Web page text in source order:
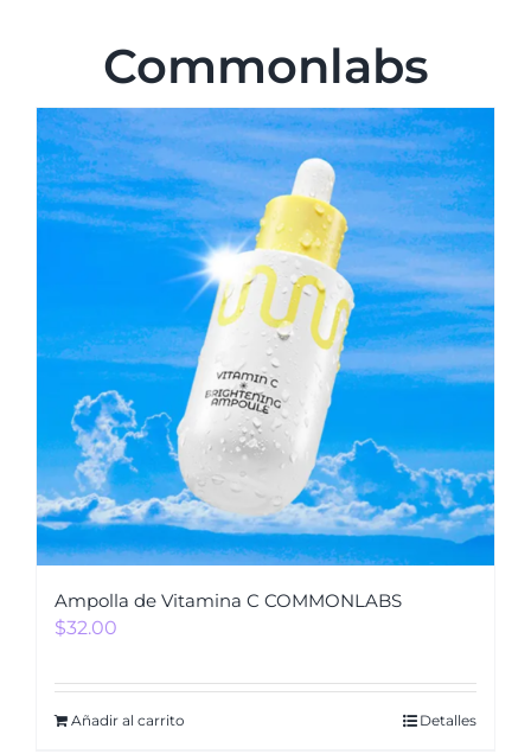
Maquillaje
Otros
Marcas
Commonlabs
Ampolla de Vitamina C COMMONLABS
$32.00
Añadir al carrito Detalles